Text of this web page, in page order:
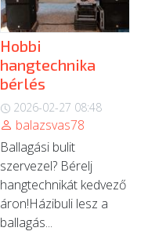
Hobbi
hangtechnika
bérlés
2026-02-27 08:48
balazsvas78
Ballagási bulit
szervezel? Bérelj
hangtechnikát kedvező
áron! ​Házibuli lesz a
ballagás...